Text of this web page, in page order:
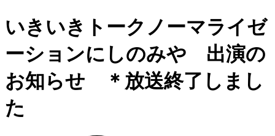
いきいきトークノーマライゼ
ーションにしのみや 出演の
お知らせ ＊放送終了しまし
た